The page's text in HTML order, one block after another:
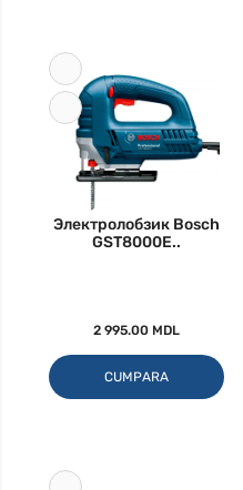
Электролобзик Bosch
GST8000E..
2 995.00 MDL
CUMPARA